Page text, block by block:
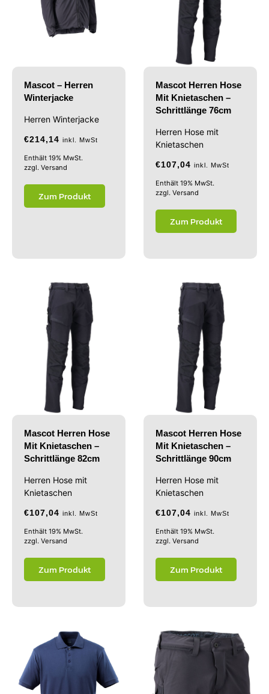
Mascot – Herren
Winterjacke
Herren Winterjacke
€214,14 inkl. MwSt
Enthält 19% MwSt.
zzgl. Versand
Zum Produkt
Mascot Herren Hose
Mit Knietaschen –
Schrittlänge 76cm
Herren Hose mit
Knietaschen
€107,04 inkl. MwSt
Enthält 19% MwSt.
zzgl. Versand
Zum Produkt
Mascot Herren Hose
Mit Knietaschen –
Schrittlänge 82cm
Herren Hose mit
Knietaschen
€107,04 inkl. MwSt
Enthält 19% MwSt.
zzgl. Versand
Zum Produkt
Mascot Herren Hose
Mit Knietaschen –
Schrittlänge 90cm
Herren Hose mit
Knietaschen
€107,04 inkl. MwSt
Enthält 19% MwSt.
zzgl. Versand
Zum Produkt